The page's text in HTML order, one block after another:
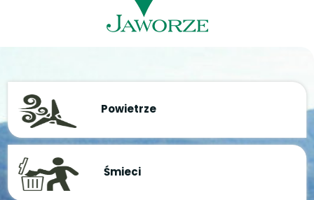
Powietrze
Śmieci